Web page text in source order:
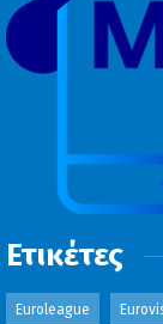
Ετικέτες
Euroleague